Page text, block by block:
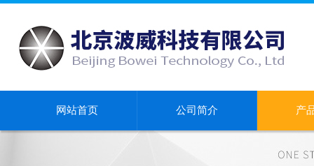
网站首页 公司简介 产